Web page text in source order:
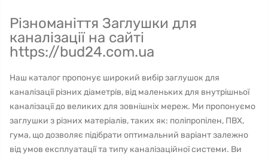
Різноманіття Заглушки для
каналізації на сайті
https://bud24.com.ua
Наш каталог пропонує широкий вибір заглушок для
каналізації різних діаметрів, від маленьких для внутрішньої
каналізації до великих для зовнішніх мереж. Ми пропонуємо
заглушки з різних матеріалів, таких як: поліпропілен, ПВХ,
гума, що дозволяє підібрати оптимальний варіант залежно
від умов експлуатації та типу каналізаційної системи. Ви